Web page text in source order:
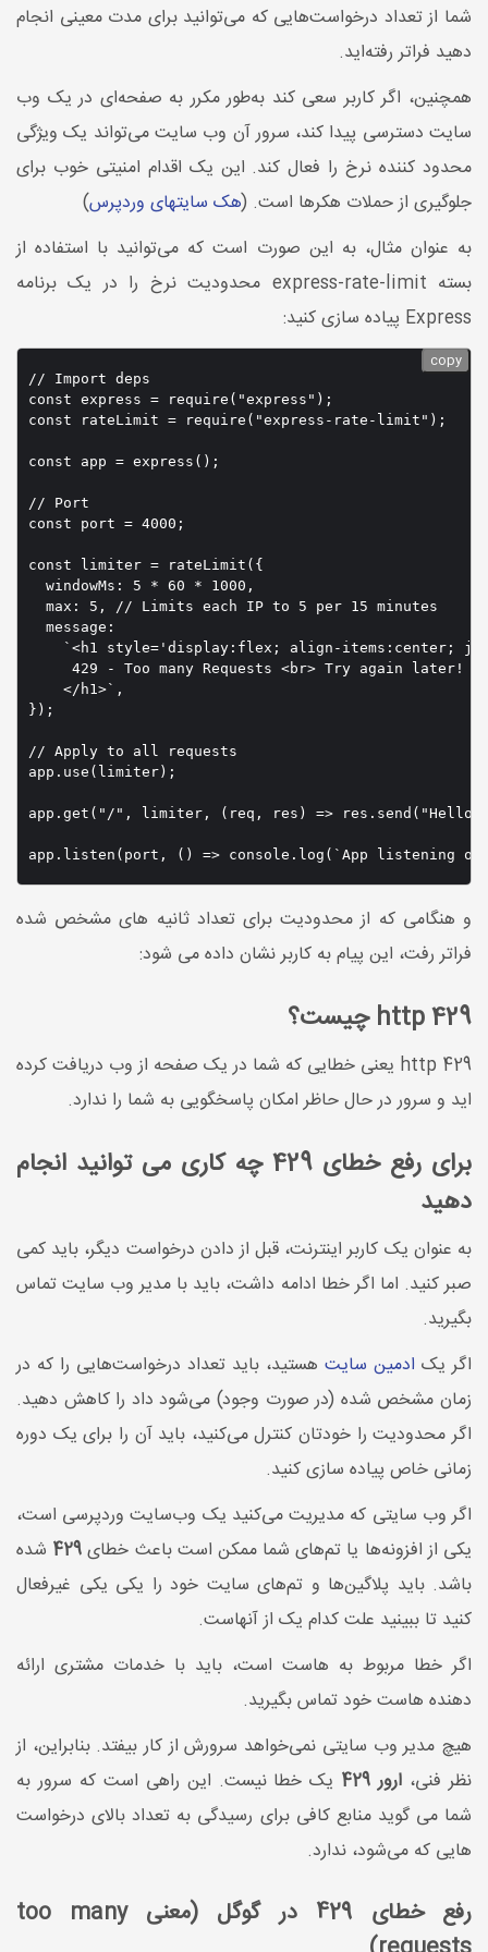
شما از تعداد درخواست‌هایی که می‌توانید برای مدت معینی انجام
دهید فراتر رفته‌اید.
همچنین، اگر کاربر سعی کند به‌طور مکرر به صفحه‌ای در یک وب‌
سایت دسترسی پیدا کند، سرور آن وب ‌سایت می‌تواند یک ویژگی
محدود کننده نرخ را فعال کند. این یک اقدام امنیتی خوب برای
جلوگیری از حملات هکرها است. (هک سایتهای وردپرس)
به عنوان مثال، به این صورت است که می‌توانید با استفاده از
بسته express-rate-limit محدودیت نرخ را در یک برنامه
Express پیاده سازی کنید:
// Import deps
const express = require("express");
const rateLimit = require("express-rate-limit");
const app = express();
// Port
const port = 4000;
const limiter = rateLimit({
  windowMs: 5 * 60 * 1000,
  max: 5, // Limits each IP to 5 per 15 minutes
  message:
`<h1 style='display:flex; align-items:center;
     429 - Too many Requests <br> Try again later!
    </h1>`,
});
// Apply to all requests
app.use(limiter);
app.get("/", limiter, (req, res) => res.send("Hello
copy
و هنگامی که از محدودیت برای تعداد ثانیه های مشخص شده
فراتر رفت، این پیام به کاربر نشان داده می شود:
http 429 چیست؟
http 429 یعنی خطایی که شما در یک صفحه از وب دریافت کرده
اید و سرور در حال حاظر امکان پاسخگویی به شما را ندارد.
برای رفع خطای 429 چه کاری می توانید انجام
دهید
به عنوان یک کاربر اینترنت، قبل از دادن درخواست دیگر، باید کمی
صبر کنید. اما اگر خطا ادامه داشت، باید با مدیر وب سایت تماس
بگیرید.
اگر یک ادمین سایت هستید، باید تعداد درخواست‌هایی را که در
زمان مشخص شده (در صورت وجود) می‌شود داد را کاهش دهید.
اگر محدودیت را خودتان کنترل می‌کنید، باید آن را برای یک دوره
زمانی خاص پیاده سازی کنید.
اگر وب ‌سایتی که مدیریت می‌کنید یک وب‌سایت وردپرسی است،
یکی از افزونه‌ها یا تم‌های شما ممکن است باعث خطای429 شده
باشد. باید پلاگین‌ها و تم‌های سایت خود را یکی یکی غیرفعال
کنید تا ببینید علت کدام یک از آنهاست.
اگر خطا مربوط به هاست است، باید با خدمات مشتری ارائه
دهنده هاست خود تماس بگیرید.
هیچ مدیر وب سایتی نمی‌خواهد سرورش از کار بیفتد. بنابراین، از
نظر فنی، ارور 429
یک خطا نیست. این راهی است که سرور به
شما می گوید منابع کافی برای رسیدگی به تعداد بالای درخواست
هایی که می‌شود، ندارد.
رفع خطای 429 در گوگل (معنی too many